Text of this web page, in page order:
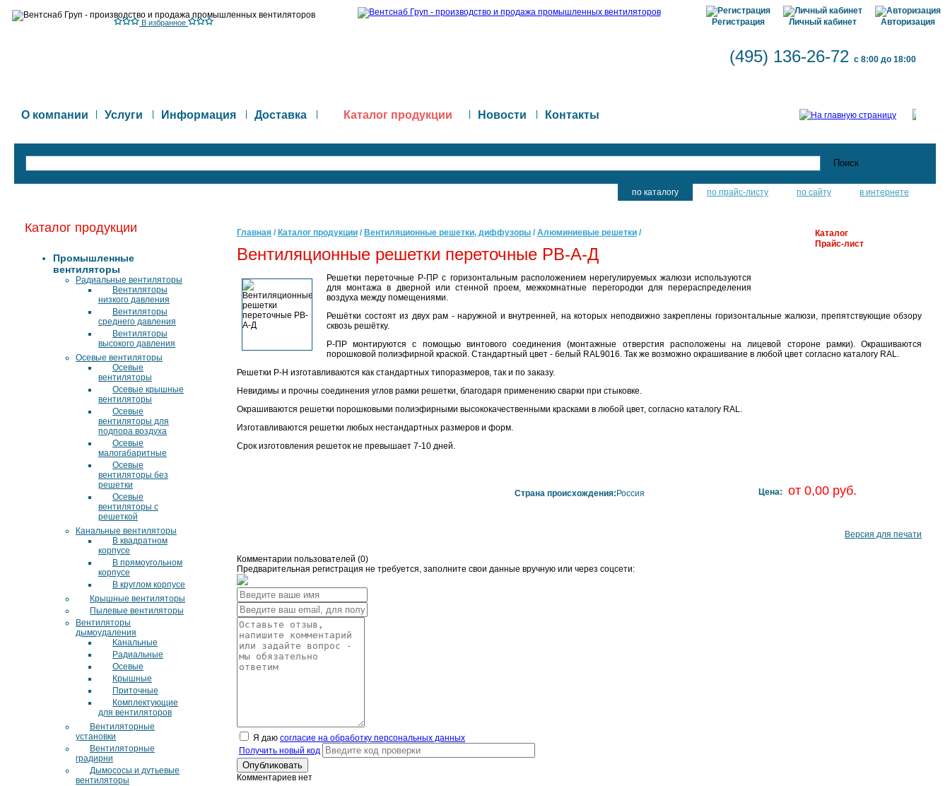
Регистрация Личный кабинет Авторизация
(495) 136-26-72 с 8:00 до 18:00
В избранное
О компании Услуги Информация Доставка Каталог продукции Новости Контакты
по каталогу по прайс-листу по сайту в интернете
Каталог продукции
Промышленные
вентиляторы
Радиальные вентиляторы
Вентиляторы
низкого давления
Вентиляторы
среднего давления
Вентиляторы
высокого давления
Осевые вентиляторы
Осевые
вентиляторы
Осевые крышные
вентиляторы
Осевые
вентиляторы для
подпора воздуха
Осевые
малогабаритные
Осевые
вентиляторы без
решетки
Осевые
вентиляторы с
решеткой
Канальные вентиляторы
В квадратном
корпусе
В прямоугольном
корпусе
В круглом корпусе
Крышные вентиляторы
Пылевые вентиляторы
Вентиляторы
дымоудаления
Канальные
Радиальные
Осевые
Крышные
Приточные
Комплектующие
для вентиляторов
Вентиляторные
установки
Вентиляторные
градирни
Дымососы и дутьевые
вентиляторы
Каталог
Прайс-лист
Главная /Каталог продукции /Вентиляционные решетки, диффузоры /Алюминиевые решетки /
Вентиляционные решетки переточные РВ-А-Д
Решетки переточные Р-ПР с горизонтальным расположением нерегулируемых жалюзи используются
для монтажа в дверной или стенной проем, межкомнатные перегородки для перераспределения
воздуха между помещениями.
Решётки состоят из двух рам - наружной и внутренней, на которых неподвижно закреплены горизонтальные жалюзи, препятствующие обзору
сквозь решётку.
Р-ПР монтируются с помощью винтового соединения (монтажные отверстия расположены на лицевой стороне рамки). Окрашиваются
порошковой полиэфирной краской. Стандартный цвет - белый RAL9016. Так же возможно окрашивание в любой цвет согласно каталогу RAL.
Решетки Р-Н изготавливаются как стандартных типоразмеров, так и по заказу.
Невидимы и прочны соединения углов рамки решетки, благодаря применению сварки при стыковке.
Окрашиваются решетки порошковыми полиэфирными высококачественными красками в любой цвет, согласно каталогу RAL.
Изготавливаются решетки любых нестандартных размеров и форм.
Срок изготовления решеток не превышает 7-10 дней.
Страна происхождения:Россия Цена: от 0,00 руб.
Версия для печати
Комментарии пользователей (0)
Предварительная регистрация не требуется, заполните свои данные вручную или через соцсети:
Я даю согласие на обработку персональных данных
Получить новый код
Комментариев нет